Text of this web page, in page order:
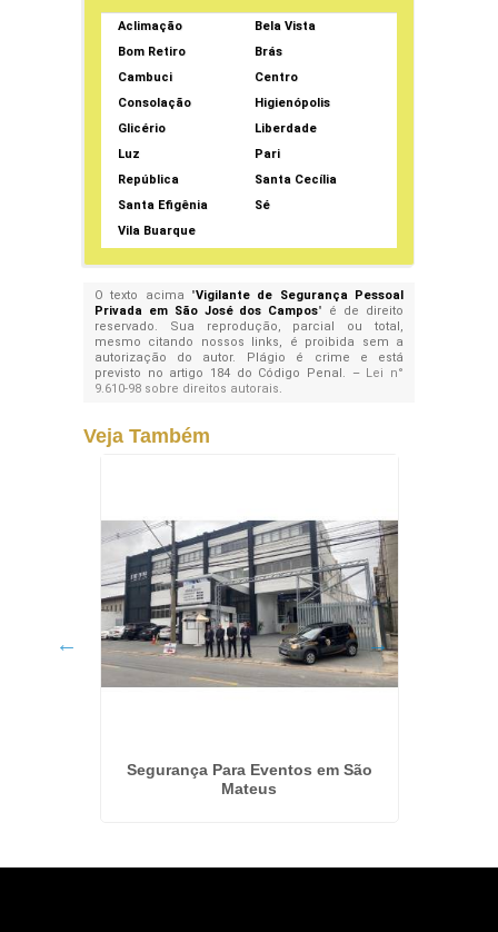
Aclimação
Bela Vista
Bom Retiro
Brás
Cambuci
Centro
Consolação
Higienópolis
Glicério
Liberdade
Luz
Pari
República
Santa Cecília
Santa Efigênia
Sé
Vila Buarque
O texto acima "Vigilante de Segurança Pessoal
Privada em São José dos Campos" é de direito
reservado. Sua reprodução, parcial ou total,
mesmo citando nossos links, é proibida sem a
autorização do autor. Plágio é crime e está
previsto no artigo 184 do Código Penal. – Lei n°
9.610-98 sobre direitos autorais.
Veja Também
Segurança Para Eventos em São
Mateus